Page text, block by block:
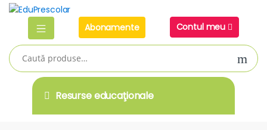
Skip
navigation
Skip
Abonamente
Contul meu
Caută
după:
Resurse educaţionale